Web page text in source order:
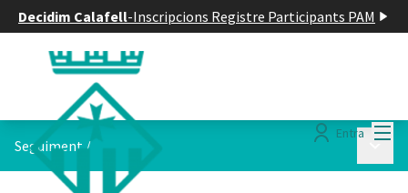
Decidim Calafell-Inscripcions Registre Participants PAM
Entra
Seguiment /